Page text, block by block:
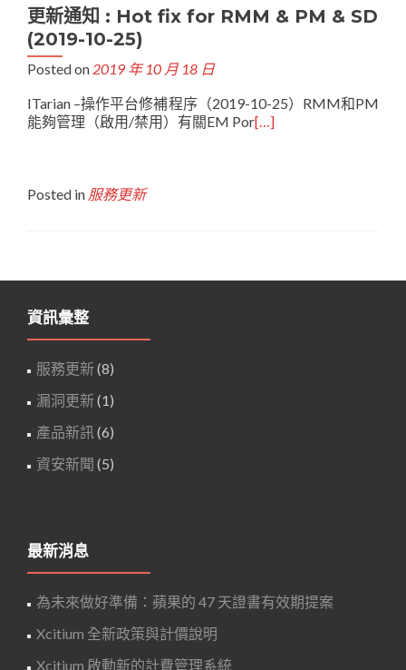
更新通知 : Hot fix for RMM & PM & SD
(2019-10-25)
Posted on 2019 年 10 月 18 日
ITarian –操作平台修補程序（2019-10-25）RMM和PM
能夠管理（啟用/禁用）有關EM Por[…]
Posted in 服務更新
Posts navigation
資訊彙整
服務更新(8)
漏洞更新(1)
產品新訊 (6)
資安新聞 (5)
最新消息
為未來做好準備：蘋果的 47 天證書有效期提案
Xcitium 全新政策與計價說明
Xcitium 啟動新的計費管理系統